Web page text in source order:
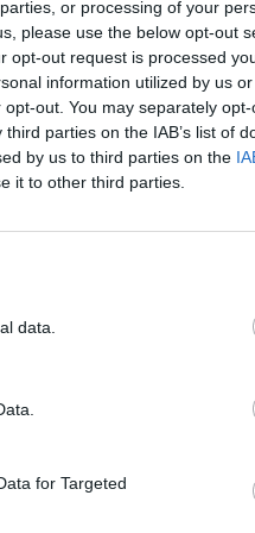
or processing of your
please use the below opt-out
opt-out request is processed
information utilized by us
out. You may separately
parties on the IAB’s list of
by us to third parties on the
it to other third parties.
data.
for Targeted
ukrán háború
volt, a legtöbb,
Mindez azt jelzi,
súrlódások
int bennünket
képest a Központi
követő hónap, hogy havi
ágazatok jól teljesítettek,
melynek olvasása